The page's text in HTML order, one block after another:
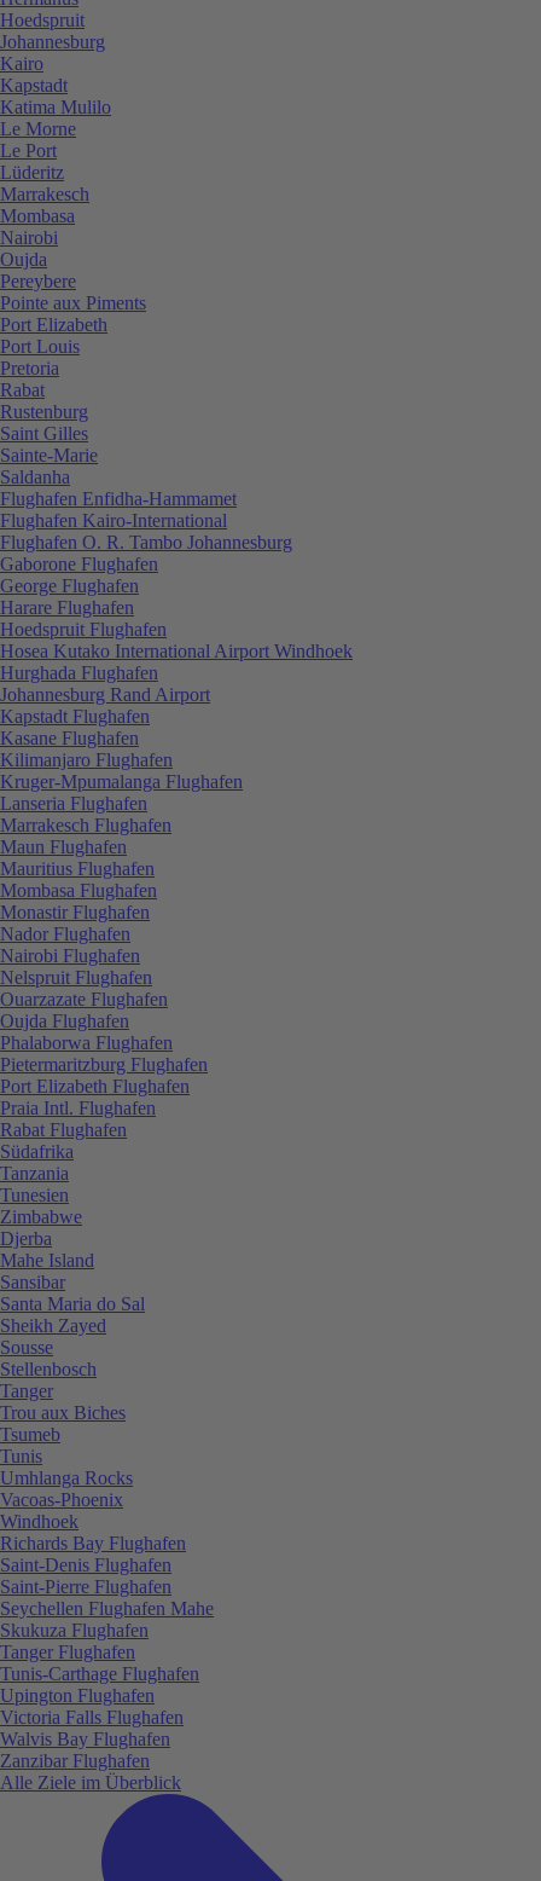
Hoedspruit
Johannesburg
Kairo
Kapstadt
Katima Mulilo
Le Morne
Le Port
Lüderitz
Marrakesch
Mombasa
Nairobi
Oujda
Pereybere
Pointe aux Piments
Port Elizabeth
Port Louis
Pretoria
Rabat
Rustenburg
Saint Gilles
Sainte-Marie
Saldanha
Flughafen Enfidha-Hammamet
Flughafen Kairo-International
Flughafen O. R. Tambo Johannesburg
Gaborone Flughafen
George Flughafen
Harare Flughafen
Hoedspruit Flughafen
Hosea Kutako International Airport Windhoek
Hurghada Flughafen
Johannesburg Rand Airport
Kapstadt Flughafen
Kasane Flughafen
Kilimanjaro Flughafen
Kruger-Mpumalanga Flughafen
Lanseria Flughafen
Marrakesch Flughafen
Maun Flughafen
Mauritius Flughafen
Mombasa Flughafen
Monastir Flughafen
Nador Flughafen
Nairobi Flughafen
Nelspruit Flughafen
Ouarzazate Flughafen
Oujda Flughafen
Phalaborwa Flughafen
Pietermaritzburg Flughafen
Port Elizabeth Flughafen
Praia Intl. Flughafen
Rabat Flughafen
Südafrika
Tanzania
Tunesien
Zimbabwe
Djerba
Mahe Island
Sansibar
Santa Maria do Sal
Sheikh Zayed
Sousse
Stellenbosch
Tanger
Trou aux Biches
Tsumeb
Tunis
Umhlanga Rocks
Vacoas-Phoenix
Windhoek
Richards Bay Flughafen
Saint-Denis Flughafen
Saint-Pierre Flughafen
Seychellen Flughafen Mahe
Skukuza Flughafen
Tanger Flughafen
Tunis-Carthage Flughafen
Upington Flughafen
Victoria Falls Flughafen
Walvis Bay Flughafen
Zanzibar Flughafen
Alle Ziele im Überblick